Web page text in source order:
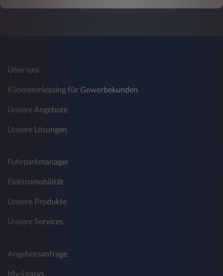
Über uns
Kilometerleasing für Gewerbekunden
Unsere Angebote
Unsere Lösungen
Fuhrparkmanager
Elektromobilität
Unsere Produkte
Unsere Services
Angebotsanfrage
My-Leasys